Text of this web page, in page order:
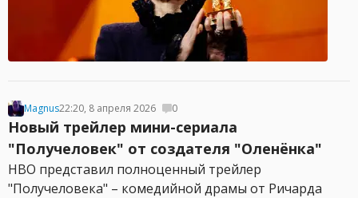
Magnus22:20, 8 апреля 2026 0
Новый трейлер мини-сериала
"Получеловек" от создателя "Оленёнка"
HBO представил полноценный трейлер
"Получеловека" – комедийной драмы от Ричарда